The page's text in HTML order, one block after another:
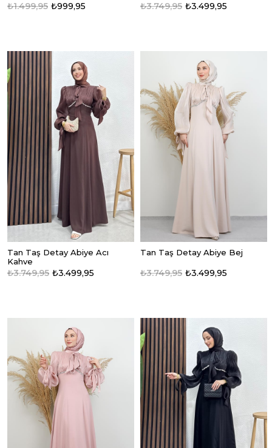
₺999,95
₺1.499,95 ₺3.499,95
₺3.749,95
Tan Taş Detay Abiye Acı
Kahve
₺3.499,95
₺3.749,95
Tan Taş Detay Abiye Bej
₺3.499,95
₺3.749,95